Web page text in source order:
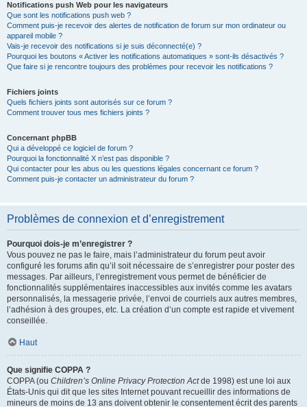
Notifications push Web pour les navigateurs
Que sont les notifications push web ?
Comment puis-je recevoir des alertes de notification de forum sur mon ordinateur ou
appareil mobile ?
Vais-je recevoir des notifications si je suis déconnecté(e) ?
Pourquoi les boutons « Activer les notifications automatiques » sont-ils désactivés ?
Que faire si je rencontre toujours des problèmes pour recevoir les notifications ?
Fichiers joints
Quels fichiers joints sont autorisés sur ce forum ?
Comment trouver tous mes fichiers joints ?
Concernant phpBB
Qui a développé ce logiciel de forum ?
Pourquoi la fonctionnalité X n’est pas disponible ?
Qui contacter pour les abus ou les questions légales concernant ce forum ?
Comment puis-je contacter un administrateur du forum ?
Problèmes de connexion et d’enregistrement
Pourquoi dois-je m’enregistrer ?
Vous pouvez ne pas le faire, mais l’administrateur du forum peut avoir
configuré les forums afin qu’il soit nécessaire de s’enregistrer pour poster des
messages. Par ailleurs, l’enregistrement vous permet de bénéficier de
fonctionnalités supplémentaires inaccessibles aux invités comme les avatars
personnalisés, la messagerie privée, l’envoi de courriels aux autres membres,
l’adhésion à des groupes, etc. La création d’un compte est rapide et vivement
conseillée.
Haut
Que signifie COPPA ?
COPPA (ou Children’s Online Privacy Protection Actde 1998) est une loi aux
États-Unis qui dit que les sites Internet pouvant recueillir des informations de
mineurs de moins de 13 ans doivent obtenir le consentement écrit des parents